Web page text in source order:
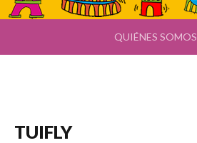
QUIÉNES SOMOS
TUIFLY